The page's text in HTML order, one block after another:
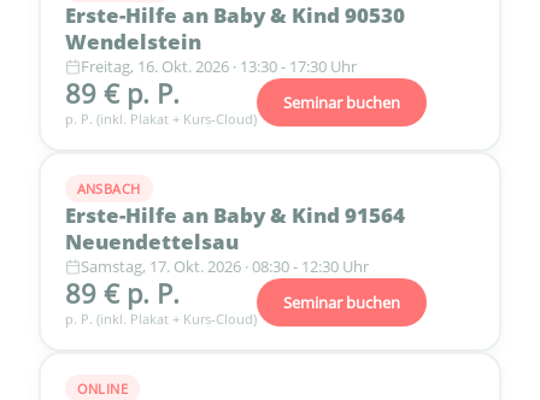
Erste-Hilfe an Baby & Kind 90530
Wendelstein
Freitag, 16. Okt. 2026 · 13:30 - 17:30 Uhr
89 € p. P.
p. P. (inkl. Plakat + Kurs-Cloud)
Seminar buchen
ANSBACH
Erste-Hilfe an Baby & Kind 91564
Neuendettelsau
Samstag, 17. Okt. 2026 · 08:30 - 12:30 Uhr
89 € p. P.
p. P. (inkl. Plakat + Kurs-Cloud)
Seminar buchen
ONLINE